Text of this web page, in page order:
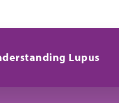
Lupus